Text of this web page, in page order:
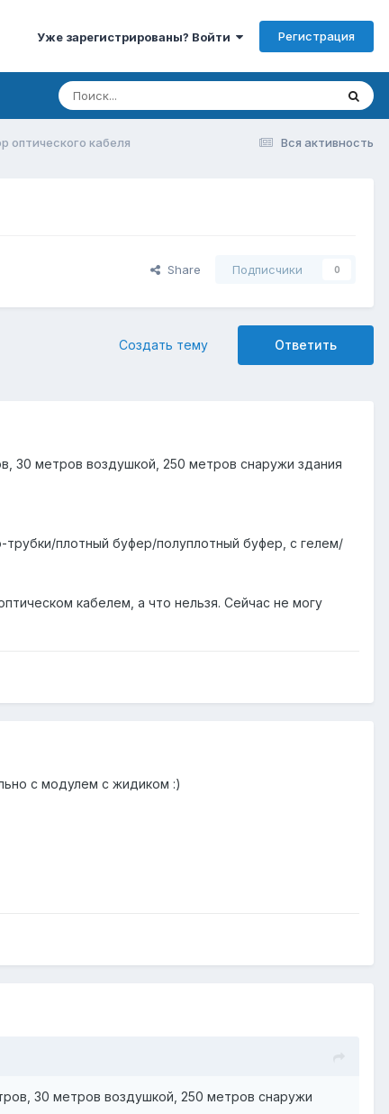
Уже зарегистрированы? Войти Регистрация
Вся активность
оптического кабеля
Share Подписчики 0
Ответить
Создать тему
30 метров воздушкой, 250 метров снаружи здания
плотный буфер/полуплотный буфер, с гелем/
кабелем, а что нельзя. Сейчас не могу
с модулем с жидиком :)
30 метров воздушкой, 250 метров снаружи